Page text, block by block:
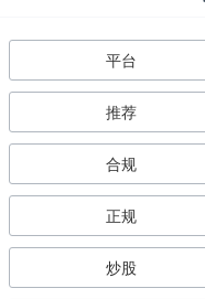
平台
推荐
合规
正规
炒股